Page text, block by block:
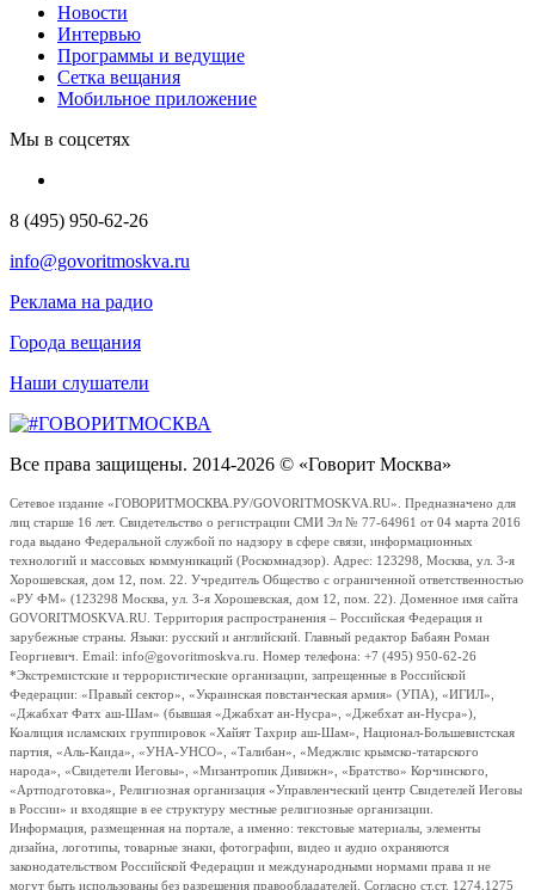
Новости
Интервью
Программы и ведущие
Сетка вещания
Мобильное приложение
Мы в соцсетях
8 (495) 950-62-26
info@govoritmoskva.ru
Реклама на радио
Города вещания
Наши слушатели
Все права защищены. 2014-2026 © «Говорит Москва»
Сетевое издание «ГОВОРИТМОСКВА.РУ/GOVORITMOSKVA.RU». Предназначено для
лиц старше 16 лет. Свидетельство о регистрации СМИ Эл № 77-64961 от 04 марта 2016
года выдано Федеральной службой по надзору в сфере связи, информационных
технологий и массовых коммуникаций (Роскомнадзор). Адрес: 123298, Москва, ул. 3-я
Хорошевская, дом 12, пом. 22. Учредитель Общество с ограниченной ответственностью
«РУ ФМ» (123298 Москва, ул. 3-я Хорошевская, дом 12, пом. 22). Доменное имя сайта
GOVORITMOSKVA.RU. Территория распространения – Российская Федерация и
зарубежные страны. Языки: русский и английский. Главный редактор Бабаян Роман
Георгиевич. Email: info@govoritmoskva.ru. Номер телефона: +7 (495) 950-62-26
*Экстремистские и террористические организации, запрещенные в Российской
Федерации: «Правый сектор», «Украинская повстанческая армия» (УПА), «ИГИЛ»,
«Джабхат Фатх аш-Шам» (бывшая «Джабхат ан-Нусра», «Джебхат ан-Нусра»),
Коалиция исламских группировок «Хайят Тахрир аш-Шам», Национал-Большевистская
партия, «Аль-Каида», «УНА-УНСО», «Талибан», «Меджлис крымско-татарского
народа», «Свидетели Иеговы», «Мизантропик Дивижн», «Братство» Корчинского,
«Артподготовка», Религиозная организация «Управленческий центр Свидетелей Иеговы
в России» и входящие в ее структуру местные религиозные организации.
Информация, размещенная на портале, а именно: текстовые материалы, элементы
дизайна, логотипы, товарные знаки, фотографии, видео и аудио охраняются
законодательством Российской Федерации и международными нормами права и не
могут быть использованы без разрешения правообладателей. Согласно ст.ст. 1274,1275